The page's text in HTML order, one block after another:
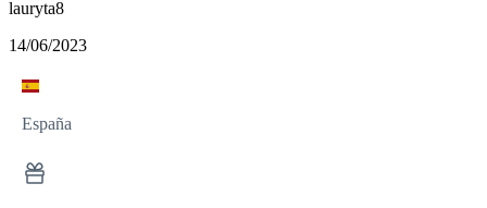
lauryta8
14/06/2023
España